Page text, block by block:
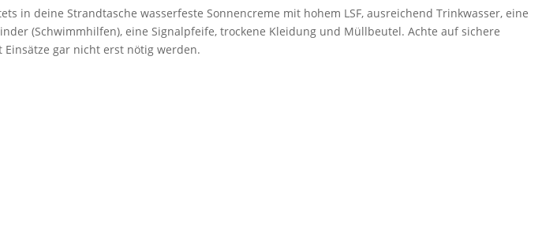
in deine Strandtasche wasserfeste Sonnencreme mit hohem LSF, ausreichend Trinkwasser, eine
(Schwimmhilfen), eine Signalpfeife, trockene Kleidung und Müllbeutel. Achte auf sichere
gar nicht erst nötig werden.